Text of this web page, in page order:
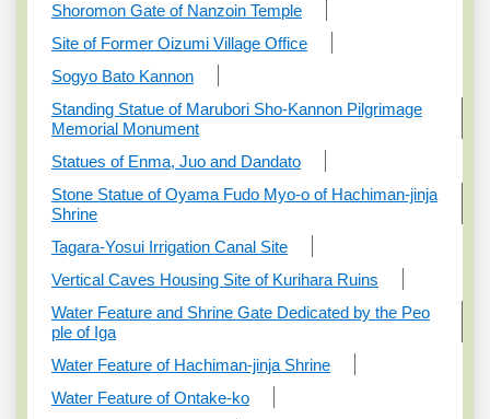
Shoromon Gate of Nanzoin Temple
Site of Former Oizumi Village Office
Sogyo Bato Kannon
Standing Statue of Marubori Sho-Kannon Pilgrimage
Memorial Monument
Statues of Enma, Juo and Dandato
Stone Statue of Oyama Fudo Myo-o of Hachiman-jinja
Shrine
Tagara-Yosui Irrigation Canal Site
Vertical Caves Housing Site of Kurihara Ruins
Water Feature and Shrine Gate Dedicated by the Peo
ple of Iga
Water Feature of Hachiman-jinja Shrine
Water Feature of Ontake-ko